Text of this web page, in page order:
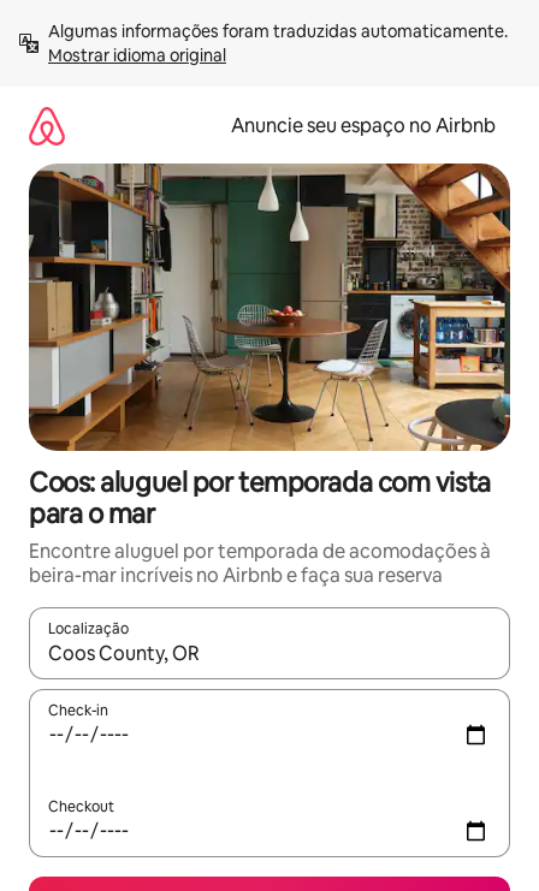
para
Mostrar idioma original
Anuncie seu espaço no Airbnb
Coos: aluguel por temporada com vista
para o mar
Encontre aluguel por temporada de acomodações à
beira-mar incríveis no Airbnb e faça sua reserva
Localização
Quando os resultados estiverem disponíveis, explore-os
Check-in
Checkout